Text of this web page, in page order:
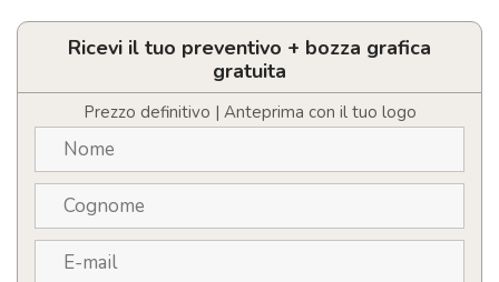
in
quantità
Ricevi il tuo preventivo + bozza grafica
gratuita
Prezzo definitivo | Anteprima con il tuo logo